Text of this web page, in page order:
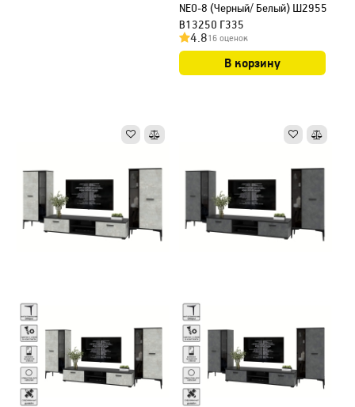
NEO-8 (Черный/ Белый) Ш2955
В13250 Г335
4.816 оценок
В корзину